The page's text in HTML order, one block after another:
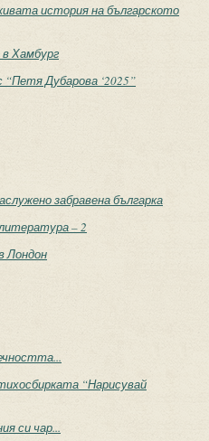
история на българското
Хамбург
Дубарова ‘2025”
забравена българка
– 2
Лондон
“Нарисувай
си чар...